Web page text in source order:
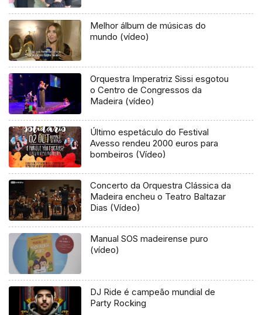
Melhor álbum de músicas do
mundo (vídeo)
Orquestra Imperatriz Sissi esgotou
o Centro de Congressos da
Madeira (vídeo)
Último espetáculo do Festival
Avesso rendeu 2000 euros para
bombeiros (Vídeo)
Concerto da Orquestra Clássica da
Madeira encheu o Teatro Baltazar
Dias (Vídeo)
Manual SOS madeirense puro
(vídeo)
DJ Ride é campeão mundial de
Party Rocking